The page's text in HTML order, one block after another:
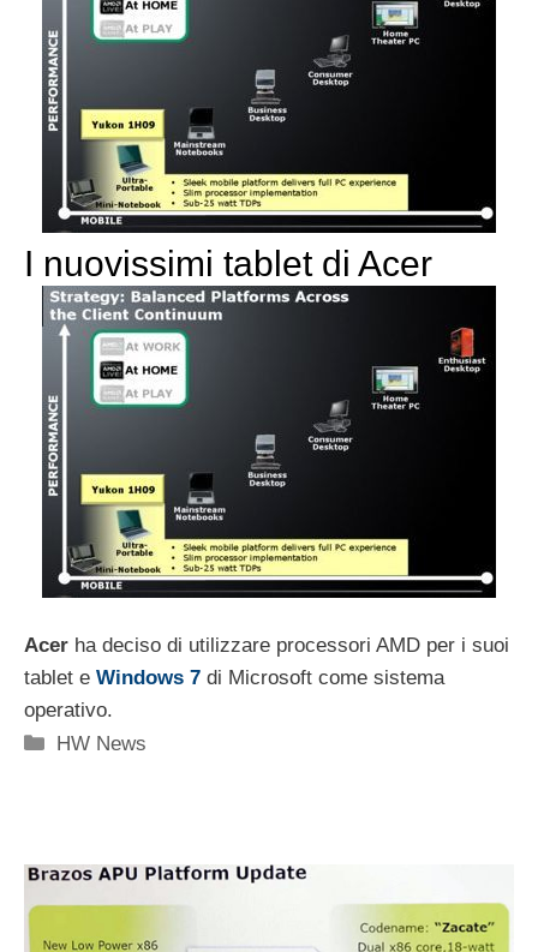
I nuovissimi tablet di Acer
Acer ha deciso di utilizzare processori AMD per i suoi
tablet e Windows 7 di Microsoft come sistema
operativo.
Categorie
HW News